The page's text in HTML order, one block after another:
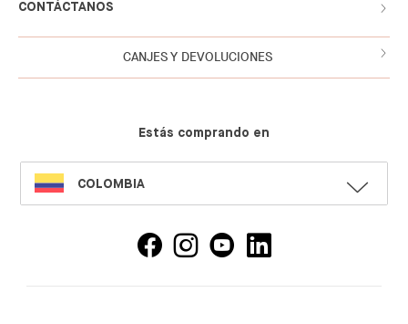
CONTÁCTANOS
CANJES Y DEVOLUCIONES
Estás comprando en
SELECT
LANGUAGE
COLOMBIA